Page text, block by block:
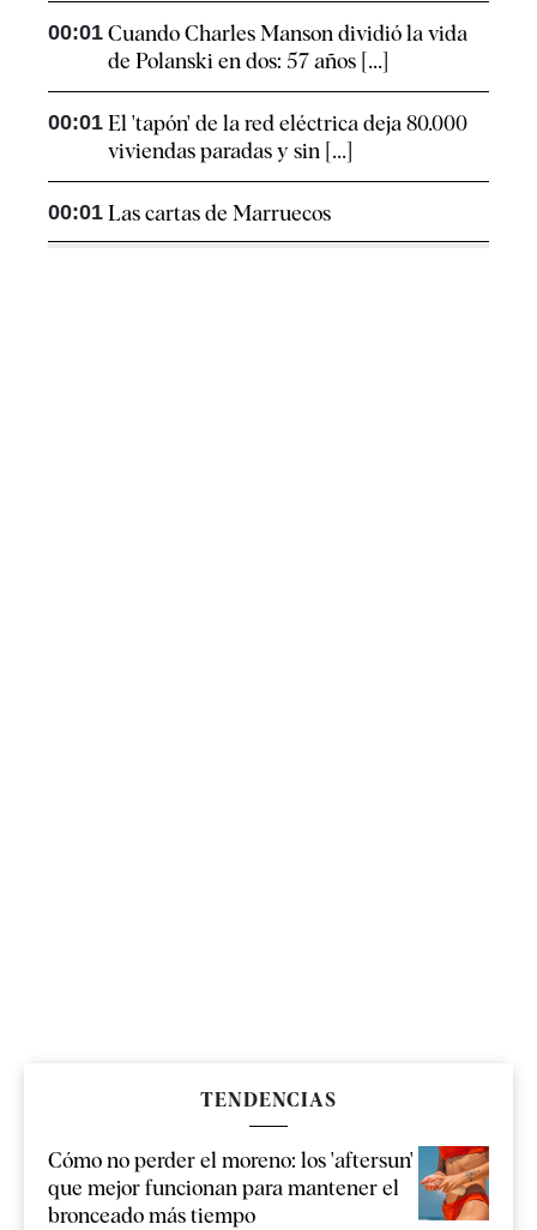
00:01 Cuando Charles Manson dividió la vida
de Polanski en dos: 57 años [...]
00:01 El 'tapón' de la red eléctrica deja 80.000
viviendas paradas y sin [...]
00:01 Las cartas de Marruecos
TENDENCIAS
Cómo no perder el moreno: los 'aftersun'
que mejor funcionan para mantener el
bronceado más tiempo